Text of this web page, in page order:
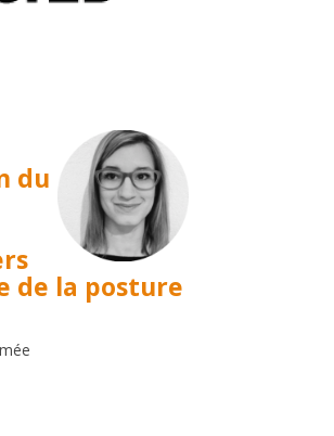
du
de la posture